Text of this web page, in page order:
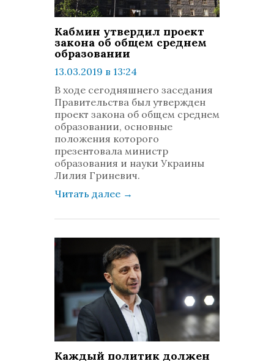
Кабмин утвердил проект
закона об общем среднем
образовании
13.03.2019 в 13:24
комментариев: 0
В ходе сегодняшнего заседания
Правительства был утвержден
проект закона об общем среднем
образовании, основные
положения которого
презентовала министр
образования и науки Украины
Лилия Гриневич.
Читать далее →
Каждый политик должен